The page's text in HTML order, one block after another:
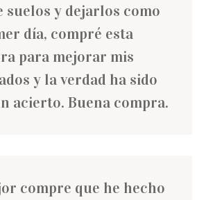
suelos y dejarlos como
día, compré esta
para mejorar mis
y la verdad ha sido
acierto. Buena compra.
compre que he hecho